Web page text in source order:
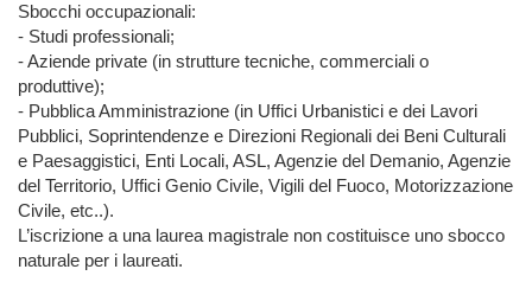
Sbocchi occupazionali:
- Studi professionali;
- Aziende private (in strutture tecniche, commerciali o
produttive);
- Pubblica Amministrazione (in Uffici Urbanistici e dei Lavori
Pubblici, Soprintendenze e Direzioni Regionali dei Beni Culturali
e Paesaggistici, Enti Locali, ASL, Agenzie del Demanio, Agenzie
del Territorio, Uffici Genio Civile, Vigili del Fuoco, Motorizzazione
Civile, etc..).
L’iscrizione a una laurea magistrale non costituisce uno sbocco
naturale per i laureati.